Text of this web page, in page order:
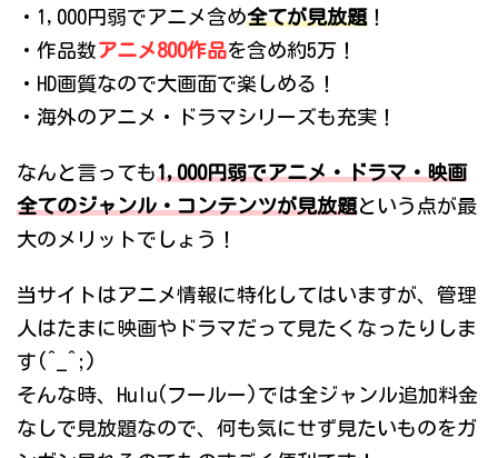
・1,000円弱でアニメ含め全てが見放題！
・作品数アニメ800作品を含め約5万！
・HD画質なので大画面で楽しめる！
・海外のアニメ・ドラマシリーズも充実！
なんと言っても1,000円弱でアニメ・ドラマ・映画
全てのジャンル・コンテンツが見放題という点が最
大のメリットでしょう！
当サイトはアニメ情報に特化してはいますが、管理
人はたまに映画やドラマだって見たくなったりしま
す(^_^;)
そんな時、Hulu(フールー)では全ジャンル追加料金
なしで見放題なので、何も気にせず見たいものをガ